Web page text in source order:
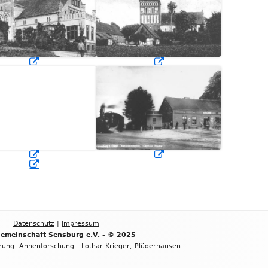
Fenster
öffnen
Fenster
öffnen
Datenschutz | Impressum
Sensburg e.V. - © 2025
Ahnenforschung - Lothar Krieger, Plüderhausen